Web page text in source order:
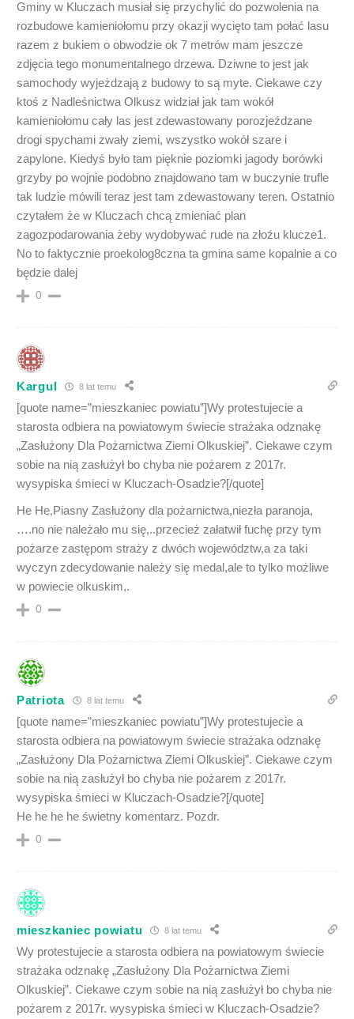
Gminy w Kluczach musiał się przychylić do pozwolenia na
rozbudowe kamieniołomu przy okazji wycięto tam połać lasu
razem z bukiem o obwodzie ok 7 metrów mam jeszcze
zdjęcia tego monumentalnego drzewa. Dziwne to jest jak
samochody wyjeżdzają z budowy to są myte. Ciekawe czy
ktoś z Nadleśnictwa Olkusz widział jak tam wokół
kamieniołomu cały las jest zdewastowany porozjeźdzane
drogi spychami zwały ziemi, wszystko wokół szare i
zapylone. Kiedyś było tam pięknie poziomki jagody borówki
grzyby po wojnie podobno znajdowano tam w buczynie trufle
tak ludzie mówili teraz jest tam zdewastowany teren. Ostatnio
czytałem że w Kluczach chcą zmieniać plan
zagozpodarowania żeby wydobywać rude na złoźu klucze1.
No to faktycznie proekolog8czna ta gmina same kopalnie a co
będzie dalej
0
Kargul 8 lat temu
[quote name=”mieszkaniec powiatu”]Wy protestujecie a
starosta odbiera na powiatowym świecie strażaka odznakę
„Zasłużony Dla Pożarnictwa Ziemi Olkuskiej”. Ciekawe czym
sobie na nią zasłużył bo chyba nie pożarem z 2017r.
wysypiska śmieci w Kluczach-Osadzie?[/quote]
He He,Piasny Zasłużony dla pożarnictwa,niezła paranoja,
….no nie należało mu się,..przecież załatwił fuchę przy tym
pożarze zastępom straży z dwóch województw,a za taki
wyczyn zdecydowanie należy się medal,ale to tylko możliwe
w powiecie olkuskim,.
0
Patriota 8 lat temu
[quote name=”mieszkaniec powiatu”]Wy protestujecie a
starosta odbiera na powiatowym świecie strażaka odznakę
„Zasłużony Dla Pożarnictwa Ziemi Olkuskiej”. Ciekawe czym
sobie na nią zasłużył bo chyba nie pożarem z 2017r.
wysypiska śmieci w Kluczach-Osadzie?[/quote]
He he he he świetny komentarz. Pozdr.
0
mieszkaniec powiatu 8 lat temu
Wy protestujecie a starosta odbiera na powiatowym świecie
strażaka odznakę „Zasłużony Dla Pożarnictwa Ziemi
Olkuskiej”. Ciekawe czym sobie na nią zasłużył bo chyba nie
pożarem z 2017r. wysypiska śmieci w Kluczach-Osadzie?